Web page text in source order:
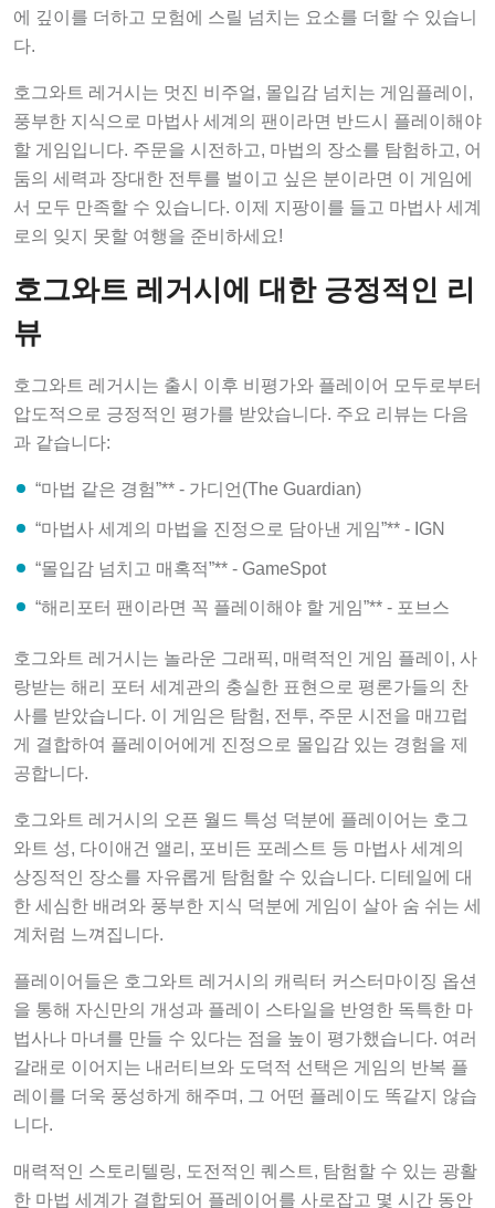
에 깊이를 더하고 모험에 스릴 넘치는 요소를 더할 수 있습니
다.
호그와트 레거시는 멋진 비주얼, 몰입감 넘치는 게임플레이,
풍부한 지식으로 마법사 세계의 팬이라면 반드시 플레이해야
할 게임입니다. 주문을 시전하고, 마법의 장소를 탐험하고, 어
둠의 세력과 장대한 전투를 벌이고 싶은 분이라면 이 게임에
서 모두 만족할 수 있습니다. 이제 지팡이를 들고 마법사 세계
로의 잊지 못할 여행을 준비하세요!
호그와트 레거시에 대한 긍정적인 리
뷰
호그와트 레거시는 출시 이후 비평가와 플레이어 모두로부터
압도적으로 긍정적인 평가를 받았습니다. 주요 리뷰는 다음
과 같습니다:
“마법 같은 경험”** - 가디언(The Guardian)
“마법사 세계의 마법을 진정으로 담아낸 게임”** - IGN
“몰입감 넘치고 매혹적”** - GameSpot
“해리포터 팬이라면 꼭 플레이해야 할 게임”** - 포브스
호그와트 레거시는 놀라운 그래픽, 매력적인 게임 플레이, 사
랑받는 해리 포터 세계관의 충실한 표현으로 평론가들의 찬
사를 받았습니다. 이 게임은 탐험, 전투, 주문 시전을 매끄럽
게 결합하여 플레이어에게 진정으로 몰입감 있는 경험을 제
공합니다.
호그와트 레거시의 오픈 월드 특성 덕분에 플레이어는 호그
와트 성, 다이애건 앨리, 포비든 포레스트 등 마법사 세계의
상징적인 장소를 자유롭게 탐험할 수 있습니다. 디테일에 대
한 세심한 배려와 풍부한 지식 덕분에 게임이 살아 숨 쉬는 세
계처럼 느껴집니다.
플레이어들은 호그와트 레거시의 캐릭터 커스터마이징 옵션
을 통해 자신만의 개성과 플레이 스타일을 반영한 독특한 마
법사나 마녀를 만들 수 있다는 점을 높이 평가했습니다. 여러
갈래로 이어지는 내러티브와 도덕적 선택은 게임의 반복 플
레이를 더욱 풍성하게 해주며, 그 어떤 플레이도 똑같지 않습
니다.
매력적인 스토리텔링, 도전적인 퀘스트, 탐험할 수 있는 광활
한 마법 세계가 결합되어 플레이어를 사로잡고 몇 시간 동안